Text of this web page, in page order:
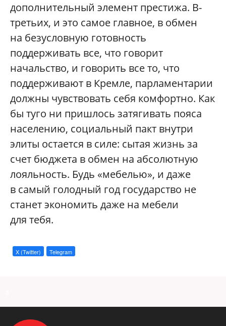
дополнительный элемент престижа. В-
третьих, и это самое главное, в обмен
на безусловную готовность
поддерживать все, что говорит
начальство, и говорить все то, что
поддерживают в Кремле, парламентарии
должны чувствовать себя комфортно. Как
бы туго ни пришлось затягивать пояса
населению, социальный пакт внутри
элиты остается в силе: сытая жизнь за
счет бюджета в обмен на абсолютную
лояльность. Будь «мебелью», и даже
в самый голодный год государство не
станет экономить даже на мебели
для тебя.
X (Twitter) Telegram